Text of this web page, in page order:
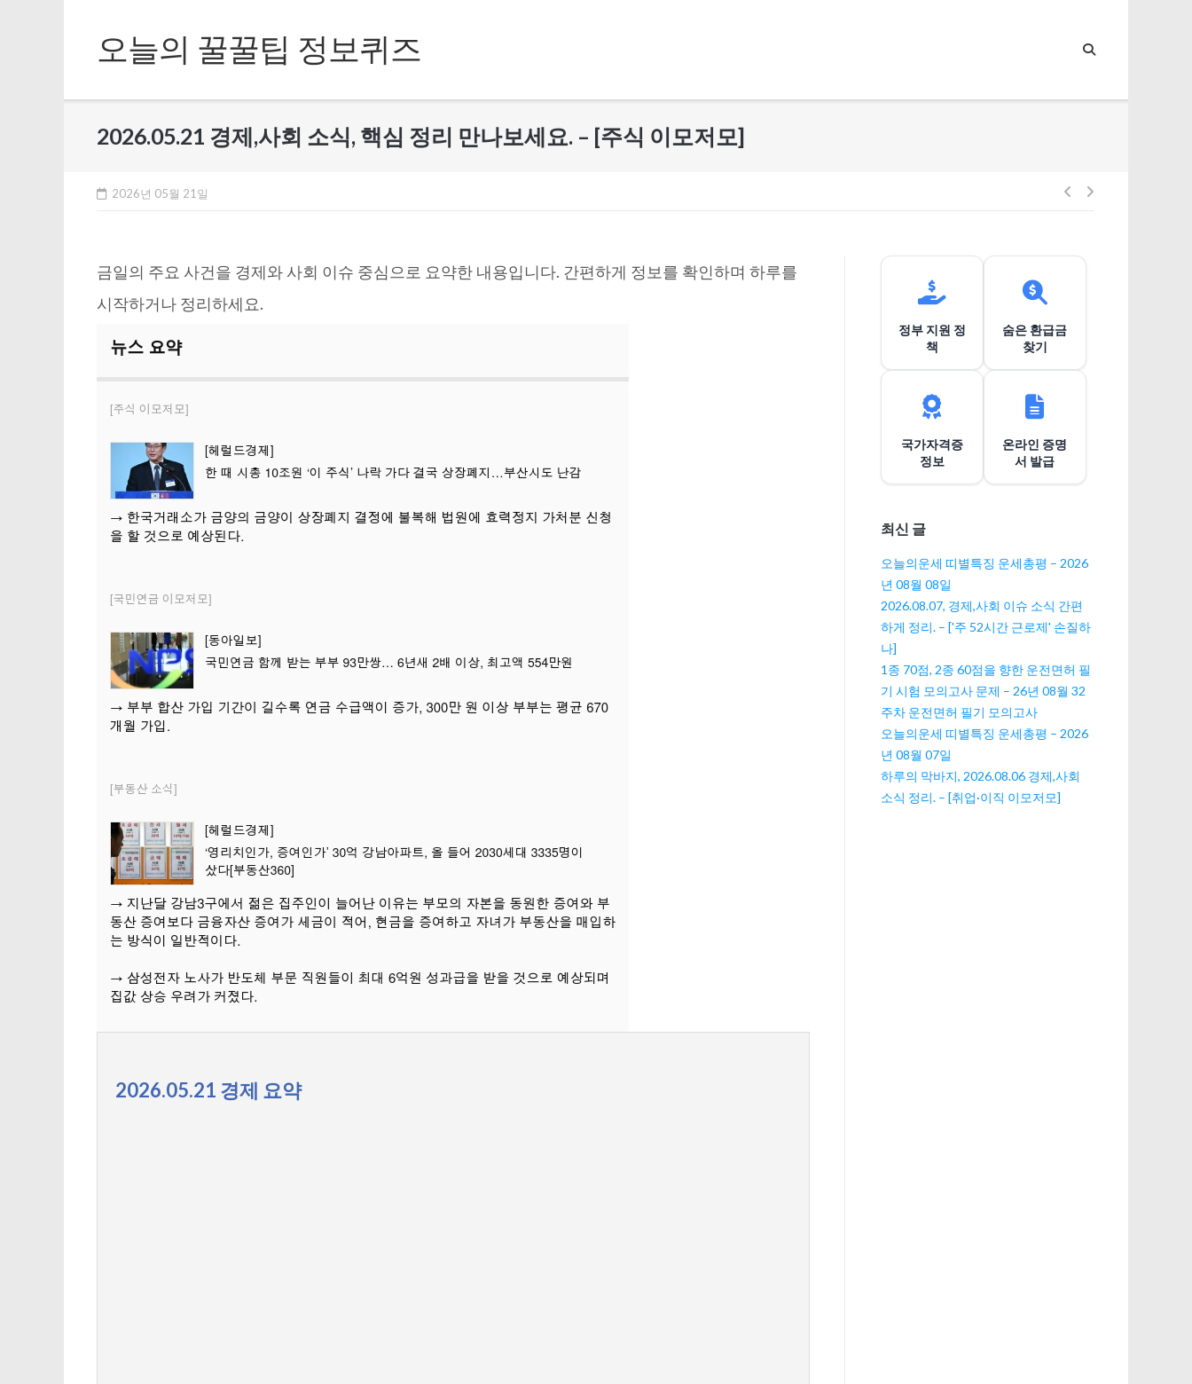
content오늘의 꿀꿀팁 정보퀴즈
2026.05.21 경제,사회 소식, 핵심 정리 만나보세요. – [주식 이모저모]
2026년 05월 21일
글
게
이
금일의 주요 사건을 경제와 사회 이슈 중심으로 요약한 내용입니다. 간편하게 정보를 확인하며 하루를
시작하거나 정리하세요.
2026.05.21 경제 요약
정부 지원 정
책
숨은 환급금
찾기
국가자격증
정보
온라인 증명
서 발급
최신 글
오늘의운세 띠별특징 운세총평 – 2026
년 08월 08일
2026.08.07, 경제,사회 이슈 소식 간편
하게 정리. – ['주 52시간 근로제' 손질하
나]
1종 70점, 2종 60점을 향한 운전면허 필
기 시험 모의고사 문제 – 26년 08월 32
주차 운전면허 필기 모의고사
오늘의운세 띠별특징 운세총평 – 2026
년 08월 07일
하루의 막바지, 2026.08.06 경제,사회
소식 정리. – [취업·이직 이모저모]